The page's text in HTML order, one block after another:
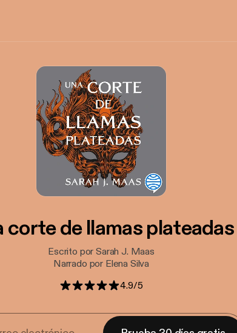
corte de llamas plateadas
Escrito por Sarah J. Maas
Narrado por Elena Silva
4.9/5